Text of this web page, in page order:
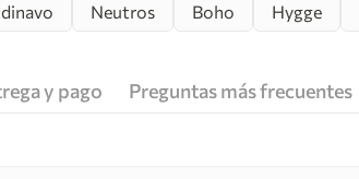
Neutros Boho Hygge
y pago Preguntas más frecuentes